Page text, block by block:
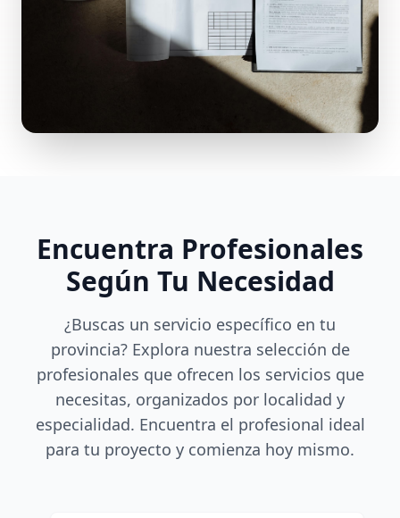
Encuentra Profesionales
Según Tu Necesidad
¿Buscas un servicio específico en tu
provincia? Explora nuestra selección de
profesionales que ofrecen los servicios que
necesitas, organizados por localidad y
especialidad. Encuentra el profesional ideal
para tu proyecto y comienza hoy mismo.